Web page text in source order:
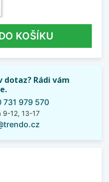
KOŠÍKU
dotaz? Rádi vám
731 979 570
9-12, 13-17